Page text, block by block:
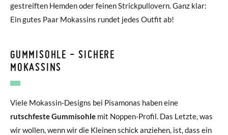
gestreiften Hemden oder feinen Strickpullovern. Ganz klar:
Ein gutes Paar Mokassins rundet jedes Outfit ab!
GUMMISOHLE - SICHERE
MOKASSINS
Viele Mokassin-Designs bei Pisamonas haben eine
rutschfeste Gummisohle mit Noppen-Profil. Das Letzte, was
wir wollen, wenn wir die Kleinen schick anziehen, ist, dass ein